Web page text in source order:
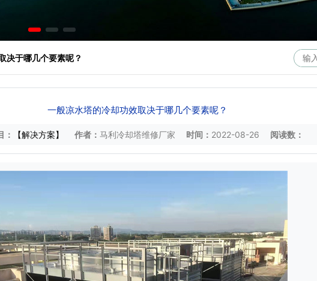
决于哪几个要素呢？
一般凉水塔的冷却功效取决于哪几个要素呢？
： 【解决方案】 作者： 马利冷却塔维修厂家 时间： 2022-08-26 阅读数：